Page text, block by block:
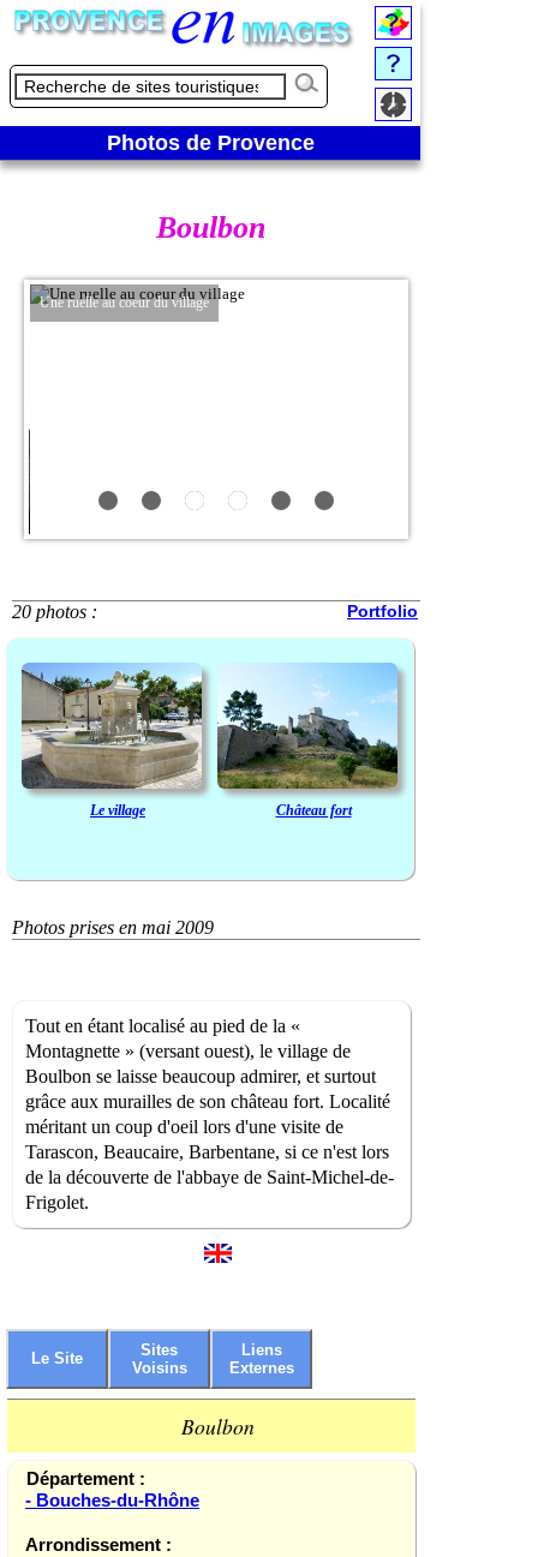
Photos de Provence
Boulbon
Une ruelle au coeur du village
20 photos : Portfolio
Le village Château fort
Photos prises en mai 2009
Tout en étant localisé au pied de la «
Montagnette » (versant ouest), le village de
Boulbon se laisse beaucoup admirer, et surtout
grâce aux murailles de son château fort. Localité
méritant un coup d'oeil lors d'une visite de
Tarascon, Beaucaire, Barbentane, si ce n'est lors
de la découverte de l'abbaye de Saint-Michel-de-
Frigolet.
Le Site
Sites
Voisins
Liens
Externes
Boulbon
Département :
- Bouches-du-Rhône
Arrondissement :